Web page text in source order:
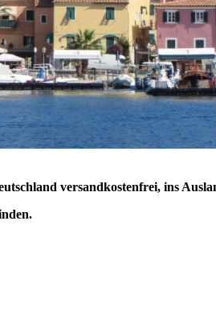
versandkostenfrei, ins